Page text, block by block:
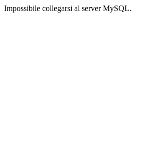
Impossibile collegarsi al server MySQL.